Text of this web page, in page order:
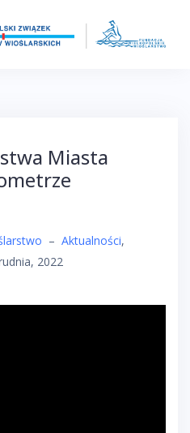
Miasta
– Aktualności,
2022